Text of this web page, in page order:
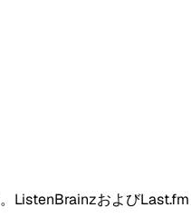
およびLast.fm